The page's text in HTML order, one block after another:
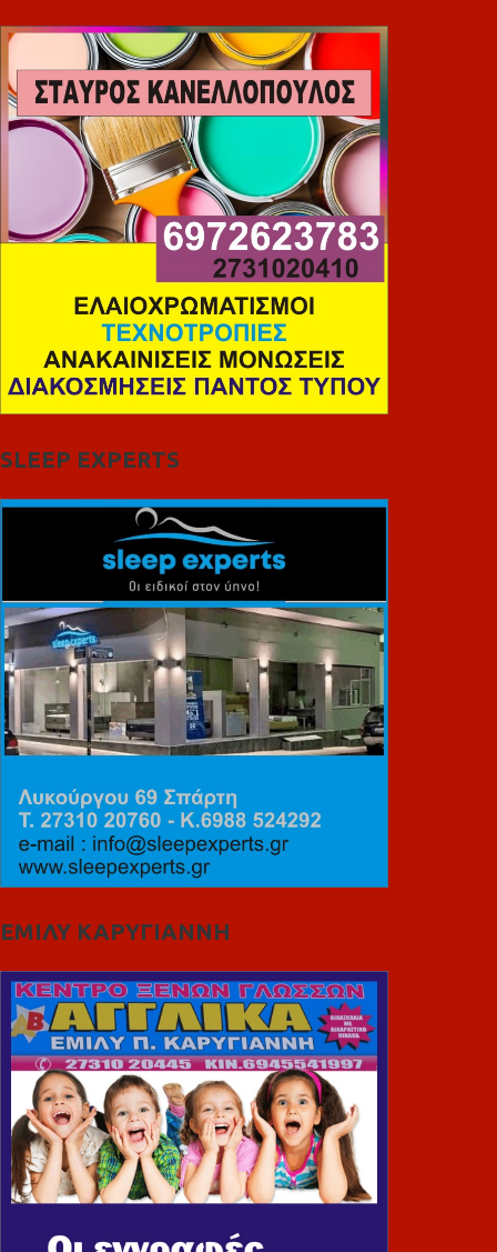
SLEEP EXPERTS
ΕΜΙΛΥ ΚΑΡΥΓΙΑΝΝΗ